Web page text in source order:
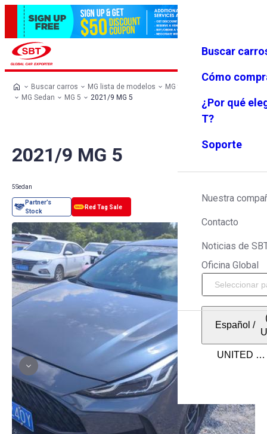
Favoritos Menú
Buscar
Cómo
¿Por qué
T?
Soporte
Nuestra
Contacto
Noticias de
Oficina Global
Español /
Buscar carros MG lista de modelos
MG todos los automobiles
MG Sedan
MG 5 2021/9 MG 5
2021/9 MG 5
5Sedan